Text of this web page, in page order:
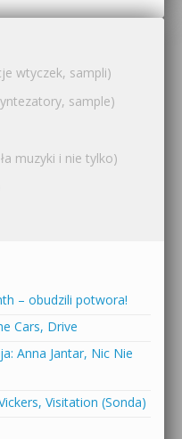
wtyczek, sampli)
sample)
muzyki i nie tylko)
– obudzili potwora!
Cars, Drive
Anna Jantar, Nic Nie
Visitation (Sonda)